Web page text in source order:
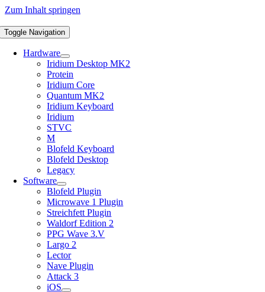
Zum Inhalt springen
Toggle Navigation
Hardware
Iridium Desktop MK2
Protein
Iridium Core
Quantum MK2
Iridium Keyboard
Iridium
STVC
M
Blofeld Keyboard
Blofeld Desktop
Legacy
Software
Blofeld Plugin
Microwave 1 Plugin
Streichfett Plugin
Waldorf Edition 2
PPG Wave 3.V
Largo 2
Lector
Nave Plugin
Attack 3
iOS